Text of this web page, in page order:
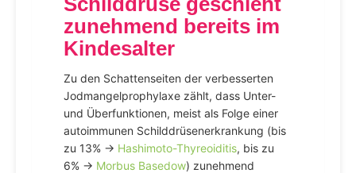
zunehmend bereits im
Kindesalter
Zu den Schattenseiten der verbesserten
Jodmangelprophylaxe zählt, dass Unter-
und Überfunktionen, meist als Folge einer
autoimmunen Schilddrüsenerkrankung (bis
zu 13% → Hashimoto-Thyreoiditis, bis zu
6% → Morbus Basedow) zunehmend